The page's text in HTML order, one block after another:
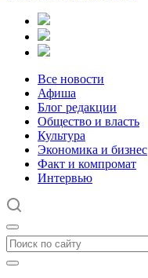
Все новости
Афиша
Блог редакции
Общество и власть
Культура
Экономика и бизнес
Факт и компромат
Интервью